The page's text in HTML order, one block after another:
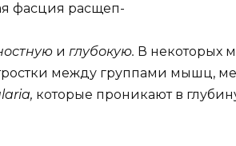
фасция расщеп-
и глубокую. В некоторых
между группами мышц,
которые проникают в